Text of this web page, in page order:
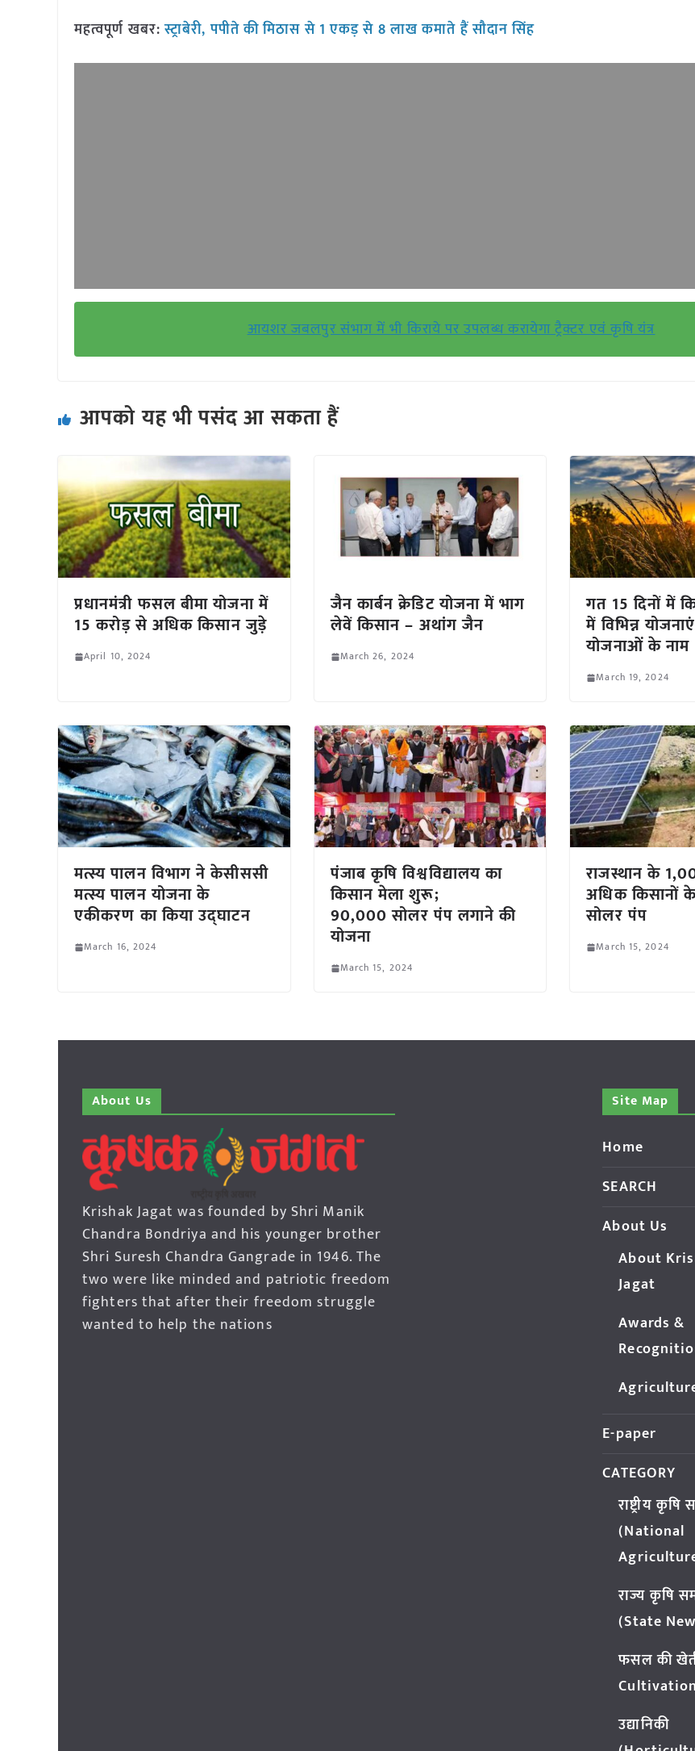
महत्वपूर्ण खबर:स्ट्राबेरी, पपीते की मिठास से 1 एकड़ से 8 लाख कमाते हैं सौदान सिंह
आयशर जबलपुर संभाग में भी किराये पर उपलब्ध करायेगा ट्रैक्टर एवं कृषि यंत्र
आपको यह भी पसंद आ सकता हैं
प्रधानमंत्री फसल बीमा योजना में
15 करोड़ से अधिक किसान जुड़े
April 10, 2024
जैन कार्बन क्रेडिट योजना में भाग
लेवें किसान – अथांग जैन
March 26, 2024
गत 15 दिनों में
में विभिन्न
योजनाओं के नाम
March 19, 2024
मत्स्य पालन विभाग ने केसीससी
मत्स्य पालन योजना के
एकीकरण का किया उद्घाटन
March 16, 2024
पंजाब कृषि विश्वविद्यालय का
किसान मेला शुरू;
90,000 सोलर पंप लगाने की
योजना
March 15, 2024
राजस्थान के
अधिक किसानों
सोलर पंप
March 15, 2024
About Us
Krishak Jagat was founded by Shri Manik
Chandra Bondriya and his younger brother
Shri Suresh Chandra Gangrade in 1946. The
two were like minded and patriotic freedom
fighters that after their freedom struggle
wanted to help the nations
Site Map
Home
SEARCH
About Us
About
Jagat
Awards &
E-paper
CATEGORY
राष्ट्रीय कृषि
(National
राज्य कृषि
(State
फसल की
उद्यानिकी